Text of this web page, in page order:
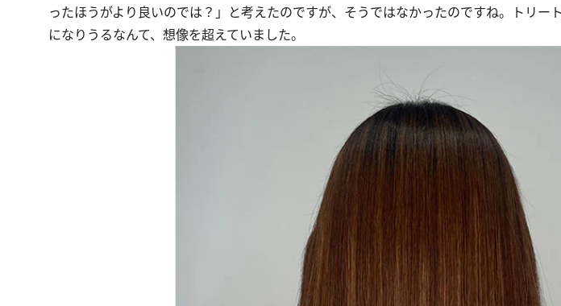
ったほうがより良いのでは？」と考えたのですが、そうではなかったのですね。トリー
になりうるなんて、想像を超えていました。